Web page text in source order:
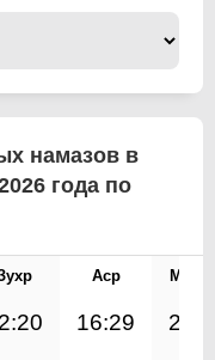
намазов в
года по
Аср
16:29